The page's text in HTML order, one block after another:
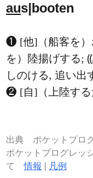
aus|booten
❶ [他]（船客を）
を）陸揚げする;
しのける, 追い出
❷ [自]（上陸する
出典 ポケットプロ
ポケットプログレッ
て情報 | 凡例